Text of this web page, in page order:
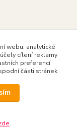
webu, analytické
cílení reklamy
preferencí
části stránek.
.